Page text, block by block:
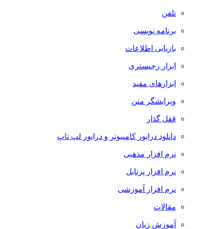
تلفن
برنامه نویسی
بازیابی اطلاعات
ابزار رجیستری
ابزارهای مفید
ویرایشگر متن
قفل گذار
دانلود درایور کامپیوتر و درایور لپ تاپ
نرم افزار مذهبی
نرم افزار پرتابل
نرم افزار آموزشی
مقالات
آموزش زبان